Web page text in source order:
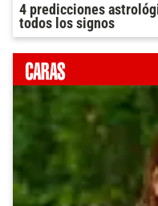
4 predicciones
todos los signos